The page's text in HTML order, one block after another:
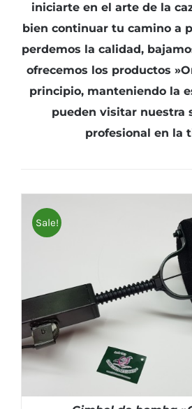
iniciarte en el arte de la
bien continuar tu camino a
perdemos la calidad,
ofrecemos los productos
principio, manteniendo la
pueden visitar nuestra
profesional en la
Sale!